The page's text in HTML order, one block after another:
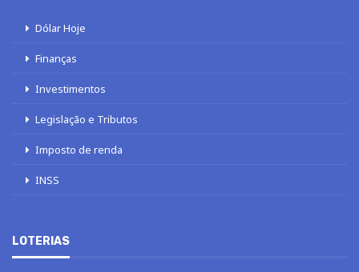
Dólar Hoje
Finanças
Investimentos
Legislação e Tributos
Imposto de renda
INSS
LOTERIAS